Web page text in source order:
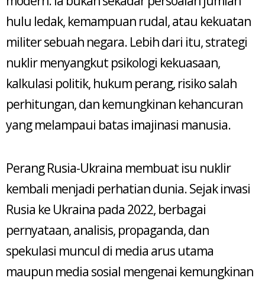
hulu ledak, kemampuan rudal, atau kekuatan
militer sebuah negara. Lebih dari itu, strategi
nuklir menyangkut psikologi kekuasaan,
kalkulasi politik, hukum perang, risiko salah
perhitungan, dan kemungkinan kehancuran
yang melampaui batas imajinasi manusia.
Perang Rusia-Ukraina membuat isu nuklir
kembali menjadi perhatian dunia. Sejak invasi
Rusia ke Ukraina pada 2022, berbagai
pernyataan, analisis, propaganda, dan
spekulasi muncul di media arus utama
maupun media sosial mengenai kemungkinan